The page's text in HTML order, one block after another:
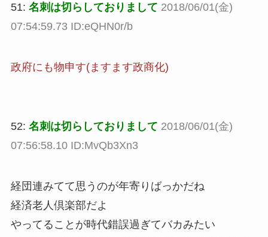
51: 名刺は切らしておりまして 2018/06/01(金)
07:54:59.73 ID:eQHN0r/b
政府にも物申す(ますます政商化)
52: 名刺は切らしておりまして 2018/06/01(金)
07:56:58.10 ID:MvQb3Xn3
経団連みてて思うのが年寄りばっかだね
経済老人倶楽部だよ
やってることが時代錯誤過ぎてバカみたい